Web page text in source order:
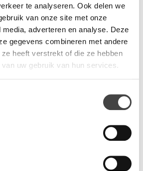
te analyseren. Ook delen we
van onze site met onze
adverteren en analyse. Deze
gegevens combineren met andere
heeft verstrekt of die ze hebben
uw gebruik van hun services.
aanvoor meerdere aantallen
rubberen wielen met rem en staat op